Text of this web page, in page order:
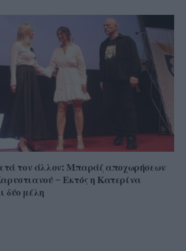
τον άλλον: Μπαράζ αποχωρήσεων
– Εκτός η Κατερίνα
δύο μέλη